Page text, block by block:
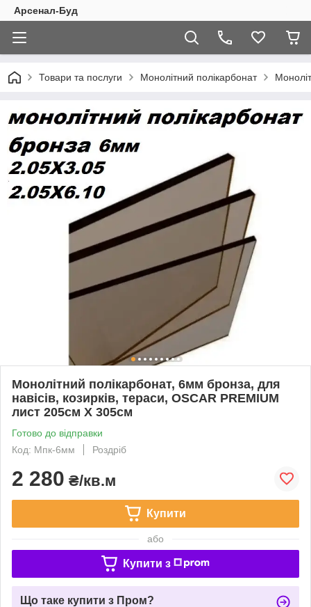
Арсенал-Буд
Товари та послуги Монолітний полікарбонат
Монолітний полікарбонат, 6мм бронза, для
навісів, козирків, тераси, OSCAR PREMIUM
лист 205см Х 305см
Готово до відправки
Код: Мпк-6мм
Роздріб
2 280 ₴/кв.м
Купити
або
Купити з
Що таке купити з Пром?